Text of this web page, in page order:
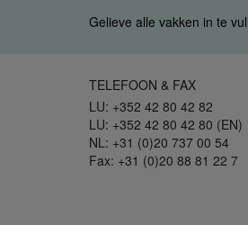
Gelieve alle vakken in te
TELEFOON & FAX
LU: +352 42 80 42 82
LU: +352 42 80 42 80 (EN)
NL: +31 (0)20 737 00 54
Fax: +31 (0)20 88 81 22 7